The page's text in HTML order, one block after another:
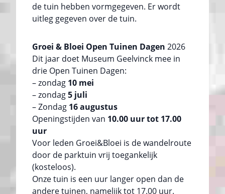
de tuin hebben vormgegeven. Er wordt
uitleg gegeven over de tuin.
Groei & Bloei Open Tuinen Dagen 2026
Dit jaar doet Museum Geelvinck mee in
drie Open Tuinen Dagen:
– zondag 10 mei
– zondag5 juli
– Zondag 16 augustus
Openingstijden van 10.00 uur tot 17.00
uur
Voor leden Groei&Bloei is de wandelroute
door de parktuin vrij toegankelijk
(kosteloos).
Onze tuin is een uur langer open dan de
andere tuinen, namelijk tot 17.00 uur.